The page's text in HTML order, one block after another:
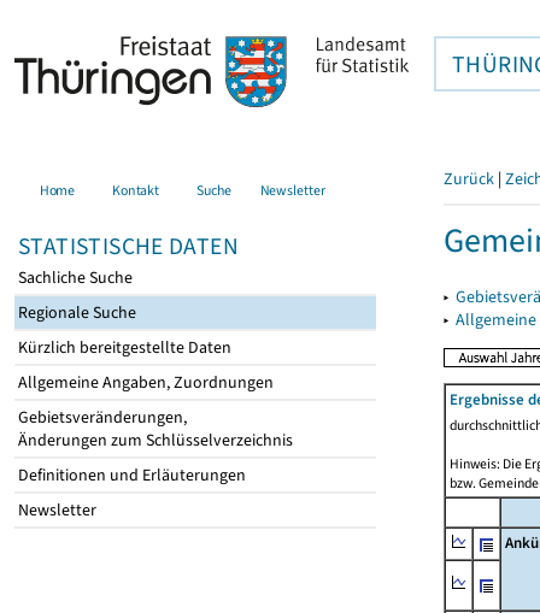
Home Kontakt Suche Newsletter
STATISTISCHE DATEN
Sachliche Suche
Regionale Suche
Kürzlich bereitgestellte Daten
Allgemeine Angaben, Zuordnungen
Gebietsveränderungen,
Änderungen zum Schlüsselverzeichnis
Definitionen und Erläuterungen
Newsletter
Zurück |
▸
▸
Ergebnisse
Hinweis: Die
bzw.